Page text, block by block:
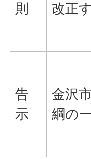
則
改正
告
示
金沢
綱の